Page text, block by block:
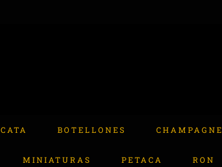
CATA BOTELLONES CHAMPAGNE
MINIATURAS PETACA RON